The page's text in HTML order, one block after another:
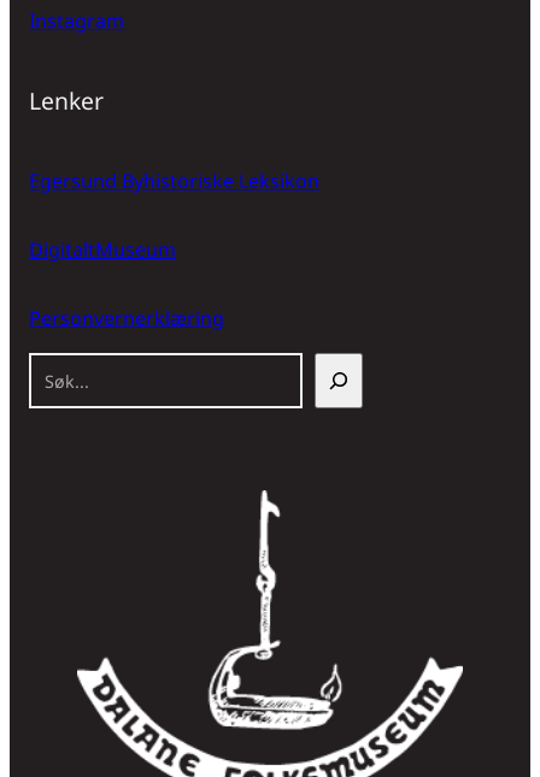
Instagram
Lenker
Egersund Byhistoriske Leksikon
DigitaltMuseum
Personvernerklæring
S
k